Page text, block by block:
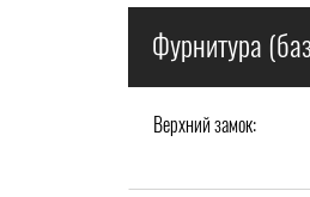
Фурнитура
Верхний замок: